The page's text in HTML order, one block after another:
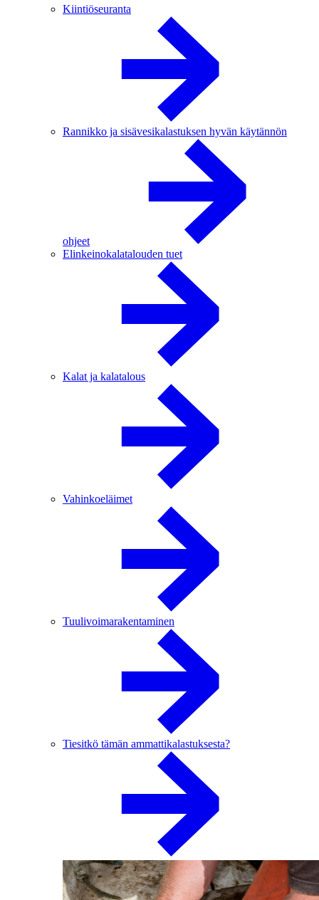
Kiintiöseuranta
Rannikko ja sisävesikalastuksen hyvän käytännön
ohjeet
Elinkeinokalatalouden tuet
Kalat ja kalatalous
Vahinkoeläimet
Tuulivoimarakentaminen
Tiesitkö tämän ammattikalastuksesta?